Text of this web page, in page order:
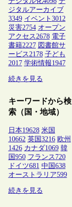
ジタルアーカイブ
3349 イベント 3012
災害2754 オープン
アクセス 2678 電子
書籍2227 図書館サ
ービス 2178 子ども
2017 学術情報1947
続きを見る
キーワードから検
索（国・地域）
日本19628 米国
10662 英国3216 欧州
1426 カナダ1069 韓
国950 フランス 720
ドイツ681 中国638
オーストラリア599
続きを見る